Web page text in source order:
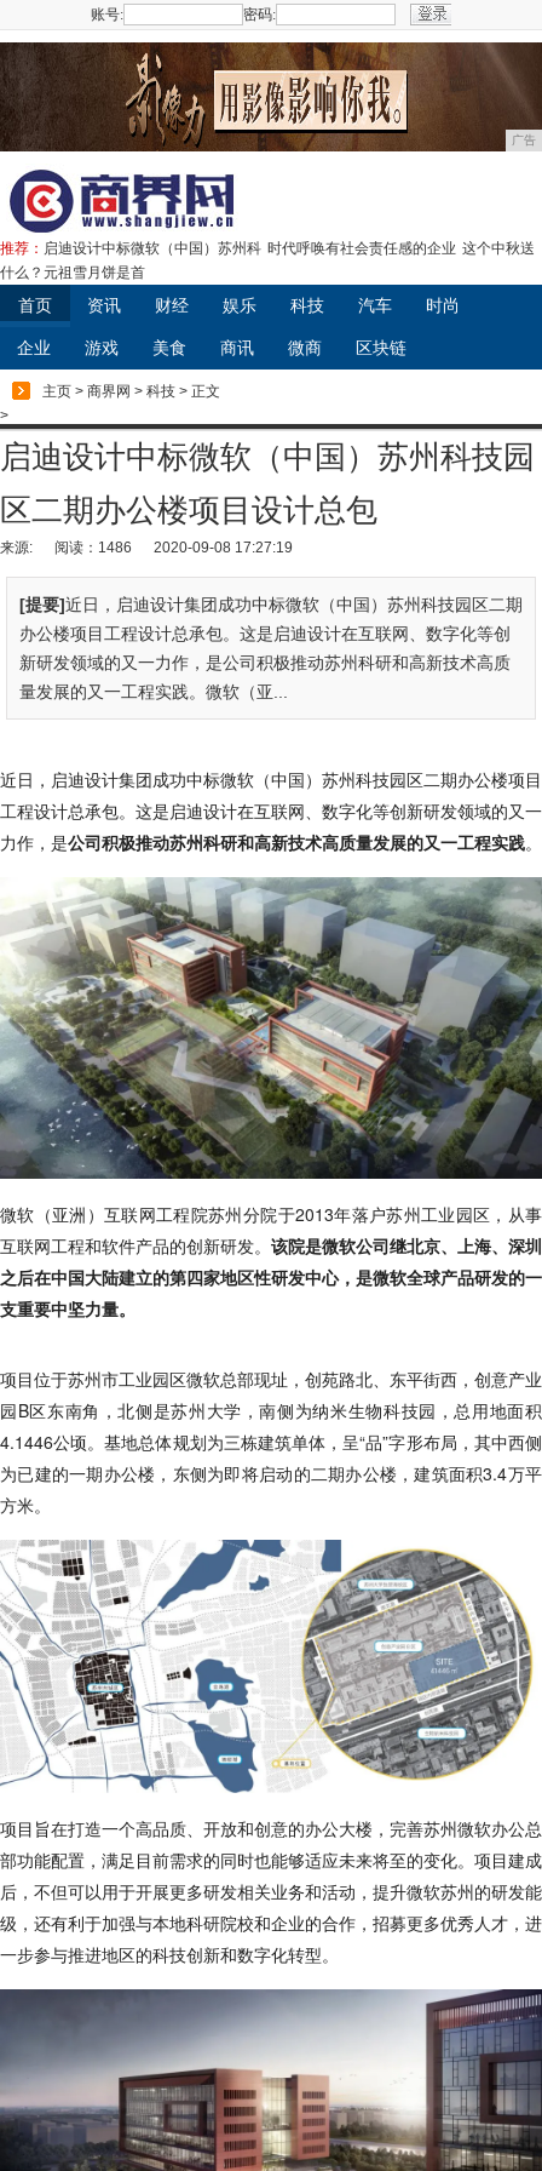
账号: 密码:
广告
推荐： 启迪设计中标微软（中国）苏州科 时代呼唤有社会责任感的企业 这个中秋送
什么？元祖雪月饼是首
首页 资讯 财经 娱乐 科技 汽车 时尚
企业 游戏 美食 商讯 微商 区块链
主页 > 商界网 > 科技 > 正文
>
启迪设计中标微软（中国）苏州科技园
区二期办公楼项目设计总包
来源: 阅读：1486 2020-09-08 17:27:19
[提要]近日，启迪设计集团成功中标微软（中国）苏州科技园区二期
办公楼项目工程设计总承包。这是启迪设计在互联网、数字化等创
新研发领域的又一力作，是公司积极推动苏州科研和高新技术高质
量发展的又一工程实践。微软（亚...
近日，启迪设计集团成功中标微软（中国）苏州科技园区二期办公楼项目
工程设计总承包。这是启迪设计在互联网、数字化等创新研发领域的又一
力作，是公司积极推动苏州科研和高新技术高质量发展的又一工程实践。
微软（亚洲）互联网工程院苏州分院于2013年落户苏州工业园区，从事
互联网工程和软件产品的创新研发。 该院是微软公司继北京、上海、深圳
之后在中国大陆建立的第四家地区性研发中心，是微软全球产品研发的一
支重要中坚力量。
项目位于苏州市工业园区微软总部现址，创苑路北、东平街西，创意产业
园B区东南角，北侧是苏州大学，南侧为纳米生物科技园，总用地面积
4.1446公顷。基地总体规划为三栋建筑单体，呈“品”字形布局，其中西侧
为已建的一期办公楼，东侧为即将启动的二期办公楼，建筑面积3.4万平
方米。
项目旨在打造一个高品质、开放和创意的办公大楼，完善苏州微软办公总
部功能配置，满足目前需求的同时也能够适应未来将至的变化。项目建成
后，不但可以用于开展更多研发相关业务和活动，提升微软苏州的研发能
级，还有利于加强与本地科研院校和企业的合作，招募更多优秀人才，进
一步参与推进地区的科技创新和数字化转型。